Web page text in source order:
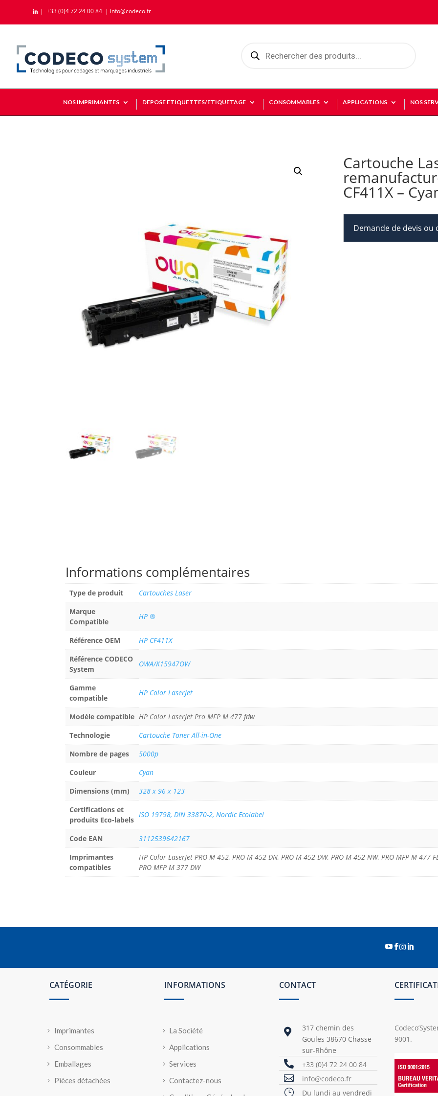
 | +33 (0)4 72 24 00 84 | info@codeco.fr
produits
NOS IMPRIMANTES DEPOSE ETIQUETTES/ETIQUETAGE CONSOMMABLES APPLICATIONS NOS
Cartouche
CF411X –
Demande de devis
Informations complémentaires
Type de produit
Cartouches Laser
Marque
Compatible
HP ®
Référence OEM
HP CF411X
Référence CODECO
System
OWA/K15947OW
Gamme
compatible
HP Color LaserJet
Modèle compatible HP Color LaserJet Pro MFP M 477 fdw
Technologie
Cartouche Toner All-in-One
Nombre de pages
5000p
Couleur
Cyan
Dimensions (mm)
328 x 96 x 123
Certifications et
produits Eco-labels
ISO 19798, DIN 33870-2, Nordic Ecolabel
Code EAN
3112539642167
Imprimantes
compatibles
HP Color LaserJet PRO M 452, PRO M 452 DN, PRO M 452 DW, PRO M 452 NW, PRO MFP M 477
PRO MFP M 377 DW
 
CATÉGORIE
Imprimantes
Consommables
Emballages
Pièces détachées
INFORMATIONS
La Société
Applications
Services
Contactez-nous
CONTACT

317 chemin des
Goules 38670 Chasse-
sur-Rhône
 +33 (0)4 72 24 00 84
 info@codeco.fr
} Du lundi au vendredi
9001.